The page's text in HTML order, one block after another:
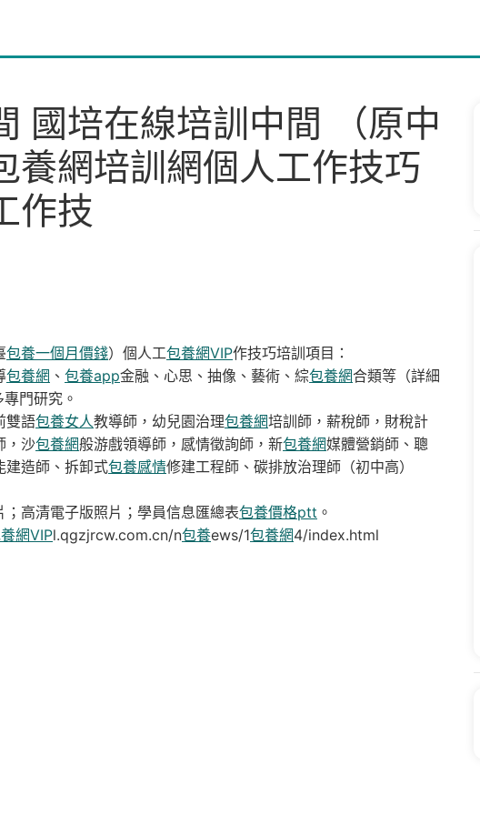
國培在線培訓中間 （原中
養網培訓網個人工作技巧
作技
包養一個月價錢）個人工包養網VIP作技巧培訓項目：
包養網 、 包養app金融、心思、抽像、藝術、綜包養網合類等（詳細
門研究。
雙語包養女人教導師，幼兒園治理包養網培訓師，薪稅師，財稅計
，沙包養網般游戲領導師，感情徵詢師，新包養網媒體營銷師、聰
建造師、拆卸式包養感情修建工程師、碳排放治理師（初中高）
；高清電子版照片；學員信息匯總表包養價格ptt 。
網VIPl.qgzjrcw.com.cn/n包養ews/1包養網4/index.html